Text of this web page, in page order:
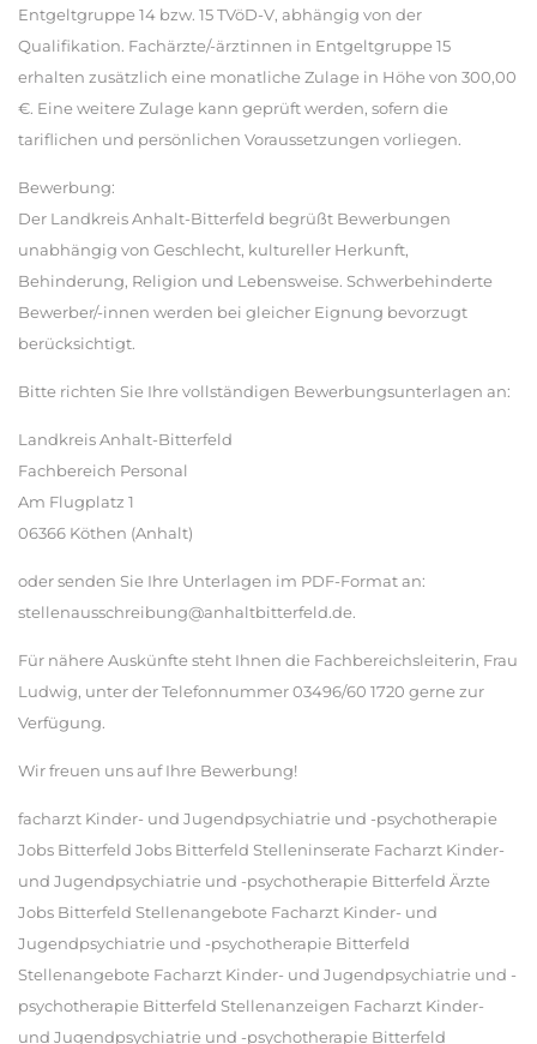
Entgeltgruppe 14 bzw. 15 TVöD-V, abhängig von der
Qualifikation. Fachärzte/-ärztinnen in Entgeltgruppe 15
erhalten zusätzlich eine monatliche Zulage in Höhe von 300,00
€. Eine weitere Zulage kann geprüft werden, sofern die
tariflichen und persönlichen Voraussetzungen vorliegen.
Bewerbung:
Der Landkreis Anhalt-Bitterfeld begrüßt Bewerbungen
unabhängig von Geschlecht, kultureller Herkunft,
Behinderung, Religion und Lebensweise. Schwerbehinderte
Bewerber/-innen werden bei gleicher Eignung bevorzugt
berücksichtigt.
Bitte richten Sie Ihre vollständigen Bewerbungsunterlagen an:
Landkreis Anhalt-Bitterfeld
Fachbereich Personal
Am Flugplatz 1
06366 Köthen (Anhalt)
oder senden Sie Ihre Unterlagen im PDF-Format an:
stellenausschreibung@anhaltbitterfeld.de.
Für nähere Auskünfte steht Ihnen die Fachbereichsleiterin, Frau
Ludwig, unter der Telefonnummer 03496/60 1720 gerne zur
Verfügung.
Wir freuen uns auf Ihre Bewerbung!
facharzt Kinder- und Jugendpsychiatrie und -psychotherapie
Jobs Bitterfeld Jobs Bitterfeld Stelleninserate Facharzt Kinder-
und Jugendpsychiatrie und -psychotherapie Bitterfeld Ärzte
Jobs Bitterfeld Stellenangebote Facharzt Kinder- und
Jugendpsychiatrie und -psychotherapie Bitterfeld
Stellenangebote Facharzt Kinder- und Jugendpsychiatrie und -
psychotherapie Bitterfeld Stellenanzeigen Facharzt Kinder-
und Jugendpsychiatrie und -psychotherapie Bitterfeld